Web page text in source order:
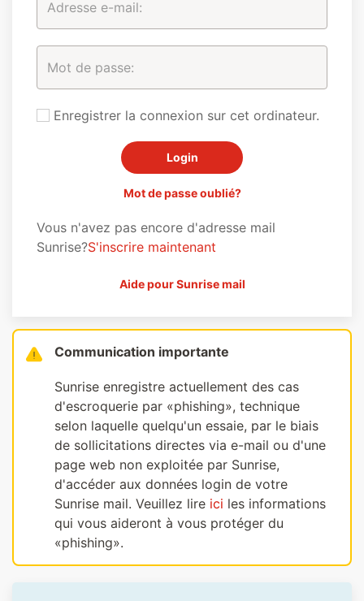
Enregistrer la connexion sur cet ordinateur.
Mot de passe oublié?
Vous n'avez pas encore d'adresse mail
Sunrise?S'inscrire maintenant
Aide pour Sunrise mail
Communication importante
Sunrise enregistre actuellement des cas
d'escroquerie par «phishing», technique
selon laquelle quelqu'un essaie, par le biais
de sollicitations directes via e-mail ou d'une
page web non exploitée par Sunrise,
d'accéder aux données login de votre
Sunrise mail. Veuillez lire ici les informations
qui vous aideront à vous protéger du
«phishing».